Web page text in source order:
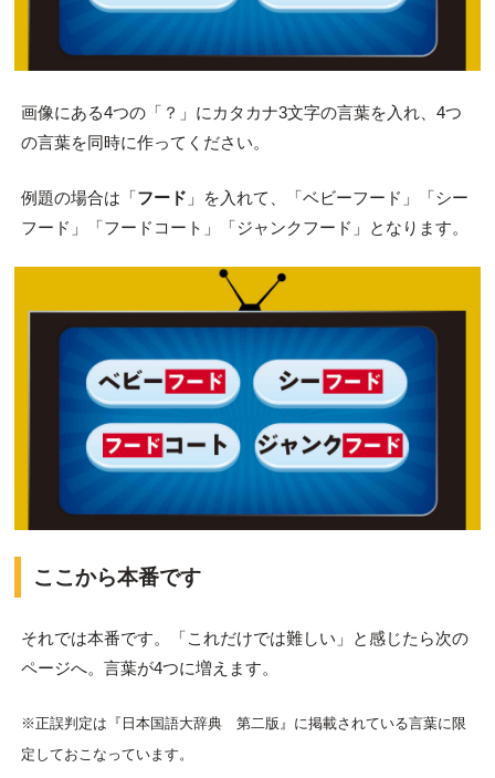
画像にある4つの「？」にカタカナ3文字の言葉を入れ、4つ
の言葉を同時に作ってください。
例題の場合は「フード 」を入れて、「ベビーフード」「シー
フード」「フードコート」「ジャンクフード」となります。
ここから本番です
それでは本番です。「これだけでは難しい」と感じたら次の
ページへ。言葉が4つに増えます。
※正誤判定は『日本国語大辞典 第二版』に掲載されている言葉に限
定しておこなっています。